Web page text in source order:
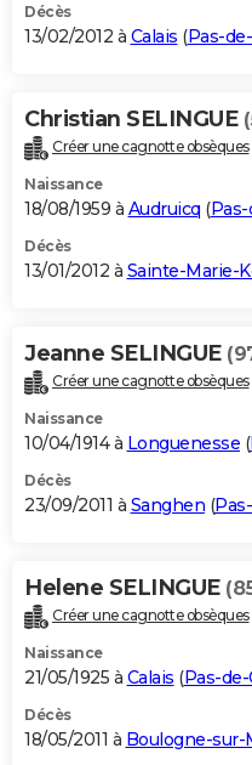
Décès
13/02/2012 à Calais (Pas-
Christian SELINGUE
Créer une cagnotte obsèques
Naissance
18/08/1959 à Audruicq (Pas-
Décès
13/01/2012 à Sainte-Marie-
Jeanne SELINGUE
Créer une cagnotte obsèques
Naissance
10/04/1914 à Longuenesse (
Décès
23/09/2011 à Sanghen (
Helene SELINGUE
Créer une cagnotte obsèques
Naissance
21/05/1925 à Calais (Pas-de-
Décès
18/05/2011 à Boulogne-sur-